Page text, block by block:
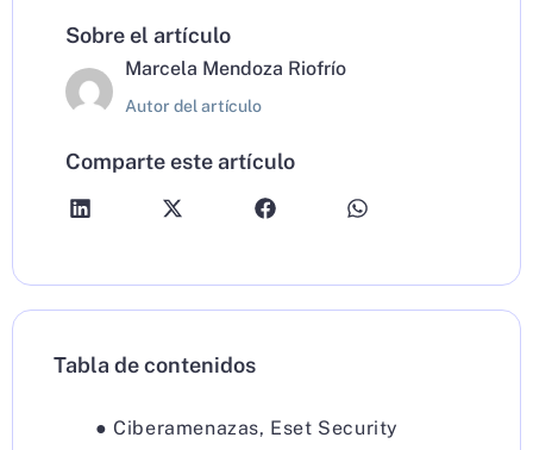
Sobre el artículo
Marcela Mendoza Riofrío
Autor del artículo
Comparte este artículo
Tabla de contenidos
● Ciberamenazas, Eset Security